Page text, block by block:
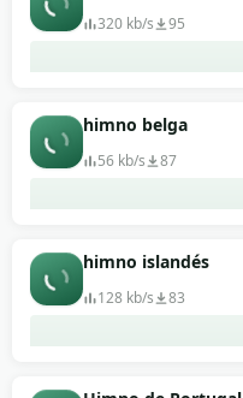
320 kb/s 95
himno belga
56 kb/s 87
himno islandés
128 kb/s 83